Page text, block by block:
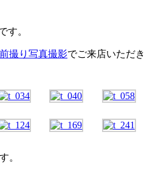
す。
撮り写真撮影でご来店いただき
。